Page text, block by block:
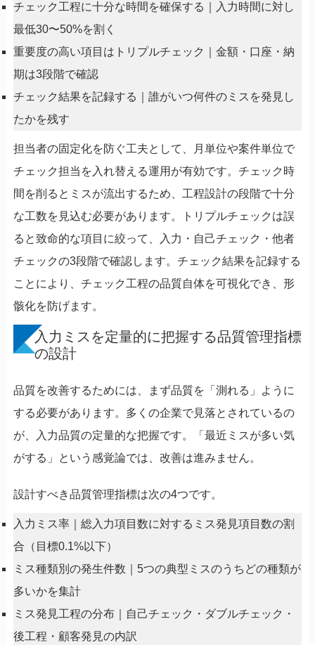
チェック工程に十分な時間を確保する｜入力時間に対し
最低30〜50%を割く
重要度の高い項目はトリプルチェック｜金額・口座・納
期は3段階で確認
チェック結果を記録する｜誰がいつ何件のミスを発見し
たかを残す
担当者の固定化を防ぐ工夫として、月単位や案件単位で
チェック担当を入れ替える運用が有効です。チェック時
間を削るとミスが流出するため、工程設計の段階で十分
な工数を見込む必要があります。トリプルチェックは誤
ると致命的な項目に絞って、入力・自己チェック・他者
チェックの3段階で確認します。チェック結果を記録する
ことにより、チェック工程の品質自体を可視化でき、形
骸化を防げます。
入力ミスを定量的に把握する品質管理指標
の設計
品質を改善するためには、まず品質を「測れる」ように
する必要があります。多くの企業で見落とされているの
が、入力品質の定量的な把握です。「最近ミスが多い気
がする」という感覚論では、改善は進みません。
設計すべき品質管理指標は次の4つです。
入力ミス率｜総入力項目数に対するミス発見項目数の割
合（目標0.1%以下）
ミス種類別の発生件数｜5つの典型ミスのうちどの種類が
多いかを集計
ミス発見工程の分布｜自己チェック・ダブルチェック・
後工程・顧客発見の内訳